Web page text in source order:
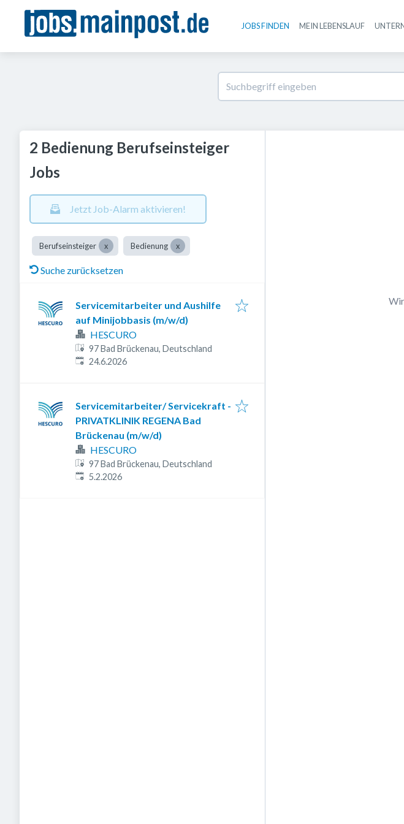
JOBS FINDEN MEIN LEBENSLAUF
2 Bedienung Berufseinsteiger
Jobs
Jetzt Job-Alarm aktivieren!
Berufseinsteiger Bedienung
Suche zurücksetzen
Servicemitarbeiter und Aushilfe
auf Minijobbasis (m/w/d)
HESCURO
97 Bad Brückenau, Deutschland
Veröffentlicht
24.6.2026
Servicemitarbeiter/ Servicekraft -
PRIVATKLINIK REGENA Bad
Brückenau (m/w/d)
HESCURO
97 Bad Brückenau, Deutschland
Veröffentlicht
5.2.2026